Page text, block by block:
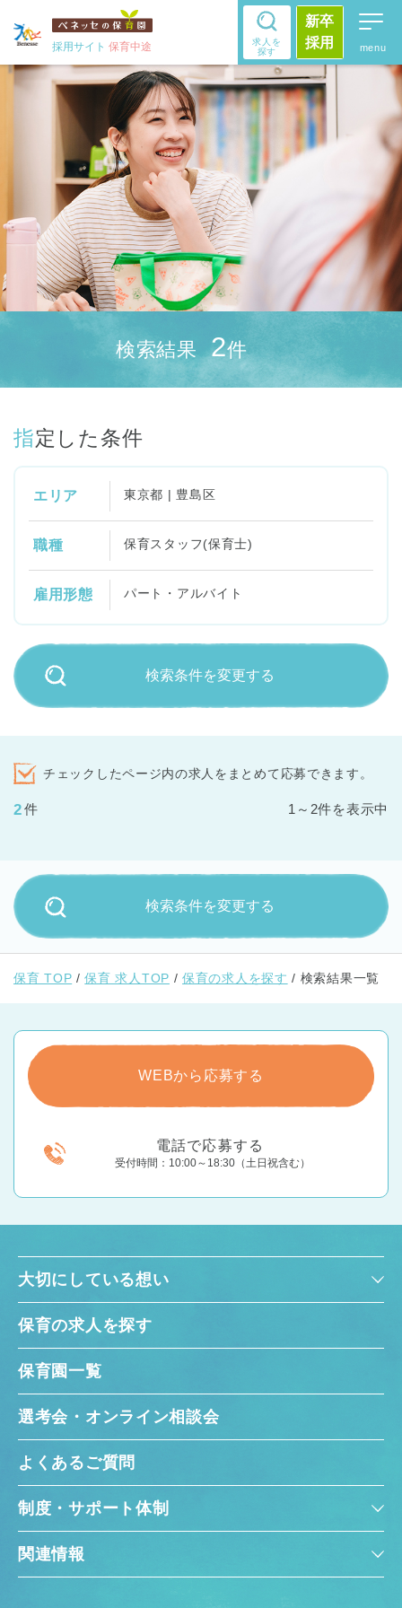
採用サイト 保育中途
求人を
探す
新卒
採用
検索結果 2件
指定した条件
エリア 東京都 | 豊島区
職種 保育スタッフ(保育士)
雇用形態 パート・アルバイト
検索条件を変更する
チェックしたページ内の求人をまとめて応募できます。
2件 1～2件を表示中
検索条件を変更する
保育 TOP 保育 求人TOP 保育の求人を探す 検索結果一覧
WEBから応募する
電話で応募する
受付時間：10:00～18:30（土日祝含む）
大切にしている想い
保育の求人を探す
保育園一覧
選考会・オンライン相談会
よくあるご質問
制度・サポート体制
関連情報